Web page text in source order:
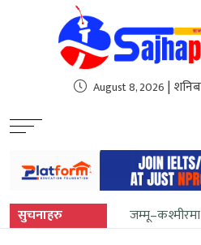
sweet bonanza
August 8, 2026 |
सुचनाहरु जम्मू–कश्मीरमा